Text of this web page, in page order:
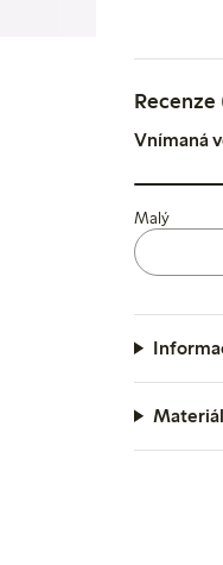
Recenze
Vnímaná
Malý
Materiál